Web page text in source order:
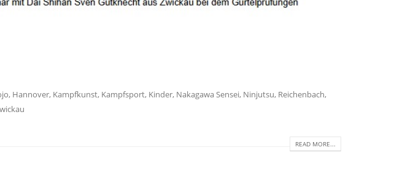
, Hannover, Kampfkunst, Kampfsport, Kinder, Nakagawa Sensei, Ninjutsu, Reichenbach,
READ MORE...